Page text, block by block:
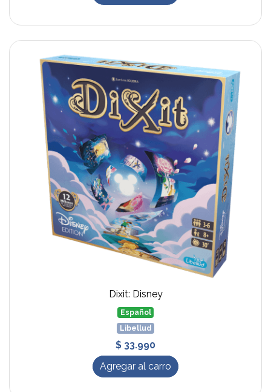
Dixit: Disney
Español
Libellud
$ 33.990
Agregar al carro